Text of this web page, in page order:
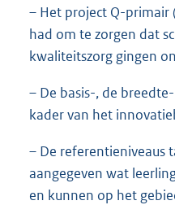
– Het project Q-
had om te zorgen dat
kwaliteitszorg gingen
– De basis-, de
kader van het
– De referentieniveaus
aangegeven wat
en kunnen op het